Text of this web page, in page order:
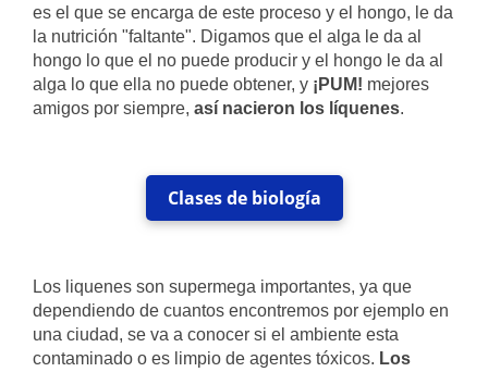
es el que se encarga de este proceso y el hongo, le da
la nutrición "faltante". Digamos que el alga le da al
hongo lo que el no puede producir y el hongo le da al
alga lo que ella no puede obtener, y ¡PUM! mejores
amigos por siempre, así nacieron los líquenes.
Clases de biología
Los liquenes son supermega importantes, ya que
dependiendo de cuantos encontremos por ejemplo en
una ciudad, se va a conocer si el ambiente esta
contaminado o es limpio de agentes tóxicos. Los